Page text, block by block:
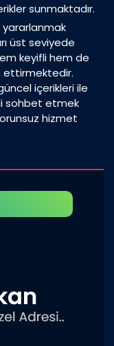
sunmaktadır.
yararlanmak
üst seviyede
keyifli hem de
ettirmektedir.
içerikleri ile
sohbet etmek
hizmet